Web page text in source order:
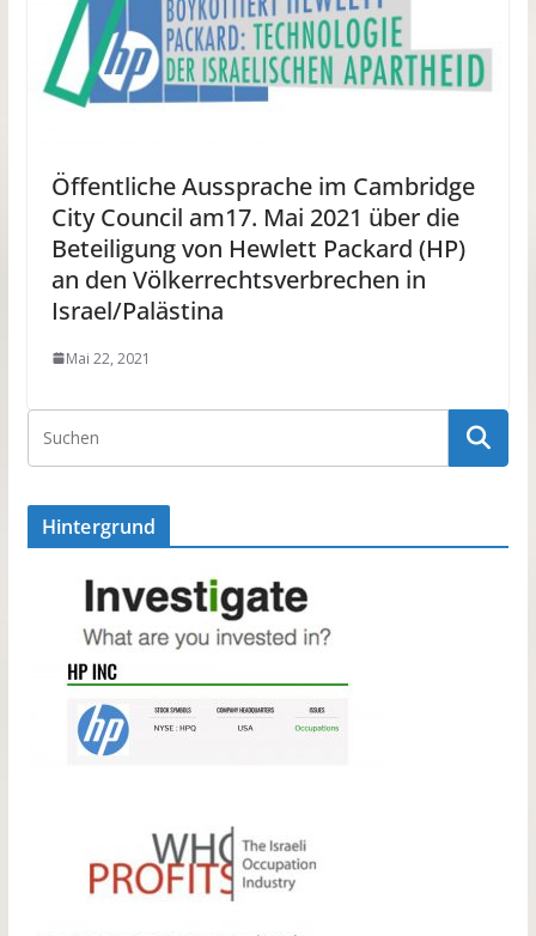
Öffentliche Aussprache im Cambridge
City Council am17. Mai 2021 über die
Beteiligung von Hewlett Packard (HP)
an den Völkerrechtsverbrechen in
Israel/Palästina
Mai 22, 2021
Hintergrund